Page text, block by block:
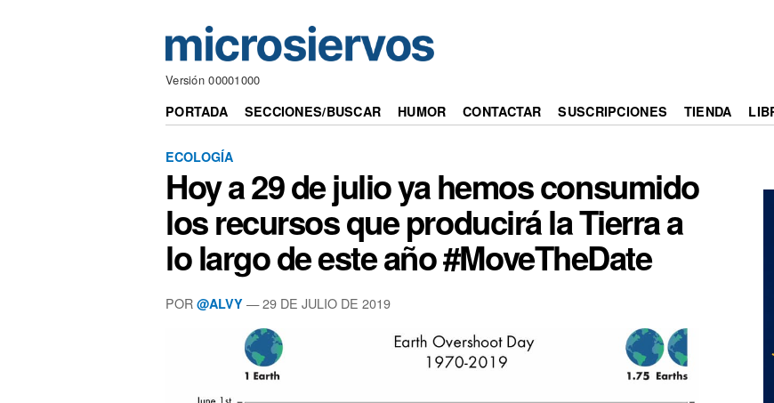
Versión 00001000
PORTADA SECCIONES/BUSCAR HUMOR CONTACTAR SUSCRIPCIONES TIENDA
ECOLOGÍA
Hoy a 29 de julio ya hemos consumido
los recursos que producirá la Tierra a
lo largo de este año #MoveTheDate
POR @ALVY — 29 DE JULIO DE 2019